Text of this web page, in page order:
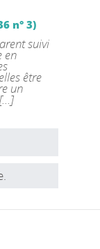
n° 3)
suivi
en
être
un